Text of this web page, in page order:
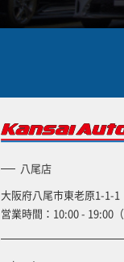
八尾店
大阪府八尾市東老原1-1-1
営業時間：10:00 - 19:00